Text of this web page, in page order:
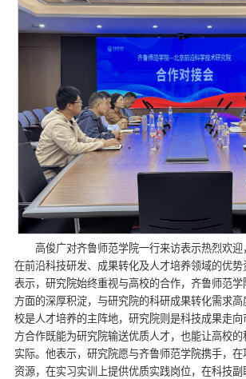
高俊广对齐鲁师范学院一行来访表示热烈欢
在前沿科技研发、成果转化及人才培养领域的优
表示，研究院始终重视与高校的合作，齐鲁师范
方面的深厚积淀，与研究院的科研成果转化需求
校是人才培养的主阵地，研究院则是科技成果走
方合作既能为研究院输送优质人才，也能让高校
实际。他表示，研究院愿与齐鲁师范学院携手，
资源，在实习实训上提供优质实践岗位，在科技